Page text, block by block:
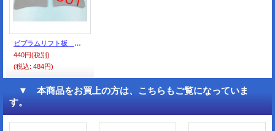
ビブラムリフト板 ＃5340 黒 サイズ 040（メロン柄）大
440円(税別)
(税込: 484円)
▼ 本商品をお買上の方は、こちらもご覧になっていま
す。